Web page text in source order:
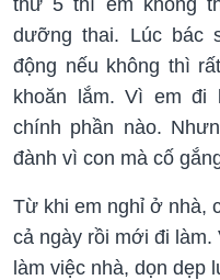
dưỡng thai. Lúc bác
động nếu không thì
khoăn lắm. Vì em đi
chính phần nào.
đành vì con mà cố
Từ khi em nghỉ ở nhà,
cả ngày rồi mới đi làm.
làm việc nhà, dọn dẹp